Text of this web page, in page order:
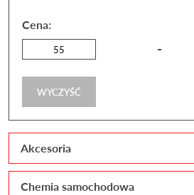
Cena:
WYCZYŚĆ
Akcesoria
Chemia samochodowa